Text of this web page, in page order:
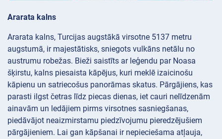
Ararata kalns
Ararata kalns, Turcijas augstākā virsotne 5137 metru
augstumā, ir majestātisks, sniegots vulkāns netālu no
austrumu robežas. Bieži saistīts ar leģendu par Noasa
šķirstu, kalns piesaista kāpējus, kuri meklē izaicinošu
kāpienu un satriecošus panorāmas skatus. Pārgājiens, kas
parasti ilgst četras līdz piecas dienas, iet cauri nelīdzenām
ainavām un ledājiem pirms virsotnes sasniegšanas,
piedāvājot neaizmirstamu piedzīvojumu pieredzējušiem
pārgājieniem. Lai gan kāpšanai ir nepieciešama atļauja,